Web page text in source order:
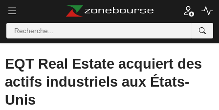
EQT Real Estate acquiert des
actifs industriels aux États-
Unis